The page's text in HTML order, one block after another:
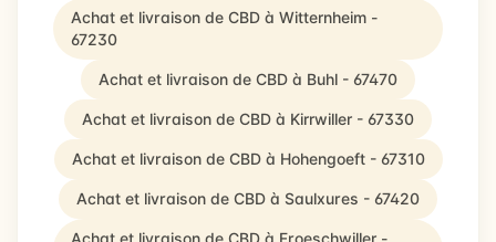
Achat et livraison de CBD à Witternheim -
67230
Achat et livraison de CBD à Buhl - 67470
Achat et livraison de CBD à Kirrwiller - 67330
Achat et livraison de CBD à Hohengoeft - 67310
Achat et livraison de CBD à Saulxures - 67420
Achat et livraison de CBD à Froeschwiller -